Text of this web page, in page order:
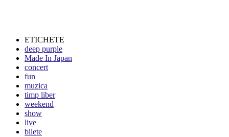
ETICHETE
deep purple
Made In Japan
concert
fun
muzica
timp liber
weekend
show
live
bilete